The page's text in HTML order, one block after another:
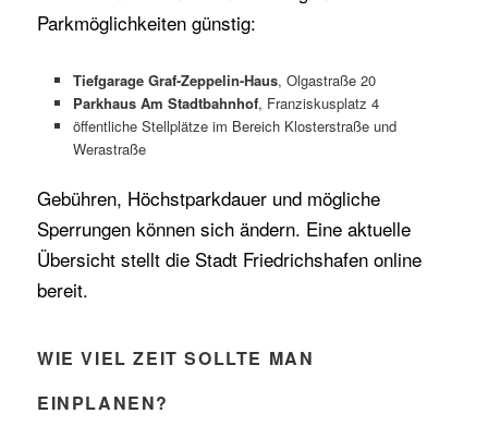
Parkmöglichkeiten günstig:
Tiefgarage Graf-Zeppelin-Haus, Olgastraße 20
Parkhaus Am Stadtbahnhof, Franziskusplatz 4
öffentliche Stellplätze im Bereich Klosterstraße und
Werastraße
Gebühren, Höchstparkdauer und mögliche
Sperrungen können sich ändern. Eine aktuelle
Übersicht stellt die Stadt Friedrichshafen online
bereit.
WIE VIEL ZEIT SOLLTE MAN
EINPLANEN?